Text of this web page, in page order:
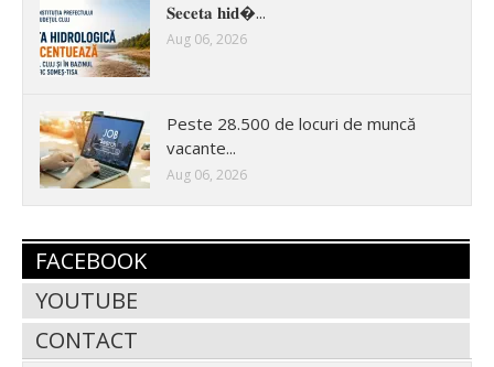
𝐒𝐞𝐜𝐞𝐭𝐚 𝐡𝐢𝐝�...
Aug 06, 2026
Peste 28.500 de locuri de muncă
vacante...
Aug 06, 2026
FACEBOOK
YOUTUBE
CONTACT